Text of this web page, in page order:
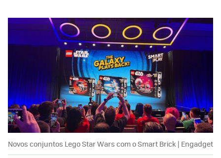
Novos conjuntos Lego Star Wars com o Smart Brick | Engadget